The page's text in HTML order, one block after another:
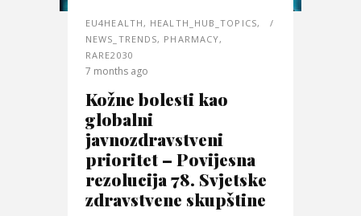
EU4HEALTH , HEALTH_HUB_TOPICS,
NEWS_TRENDS, PHARMACY,
RARE2030
7 months ago
Kožne bolesti kao
globalni
javnozdravstveni
prioritet – Povijesna
rezolucija 78. Svjetske
zdravstvene skupštine